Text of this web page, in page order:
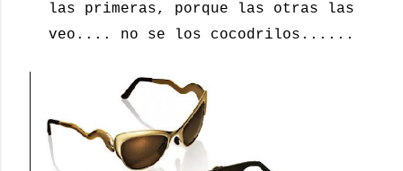
las primeras, porque las otras las
veo.... no se los cocodrilos......